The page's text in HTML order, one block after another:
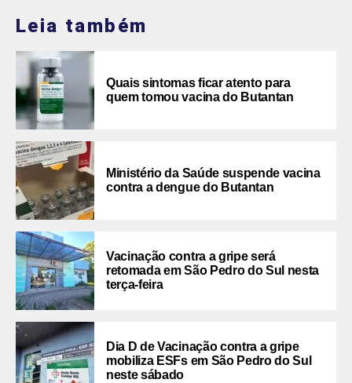
Leia também
Quais sintomas ficar atento para
quem tomou vacina do Butantan
Ministério da Saúde suspende vacina
contra a dengue do Butantan
Vacinação contra a gripe será
retomada em São Pedro do Sul nesta
terça-feira
Dia D de Vacinação contra a gripe
mobiliza ESFs em São Pedro do Sul
neste sábado